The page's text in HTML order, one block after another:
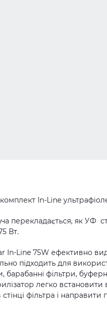
In-Line
як УФ
Вт.
In-Line 75W ефективно
підходить для
барабанні фільтри,
легко
фільтра і направити